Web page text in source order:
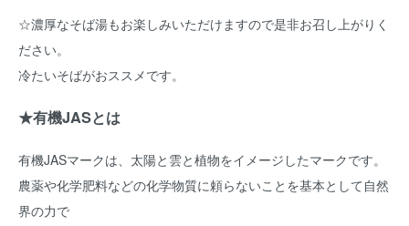
☆濃厚なそば湯もお楽しみいただけますので是非お召し上がりく
ださい。
冷たいそばがおススメです。
★有機JASとは
有機JASマークは、太陽と雲と植物をイメージしたマークです。
農薬や化学肥料などの化学物質に頼らないことを基本として自然
界の力で